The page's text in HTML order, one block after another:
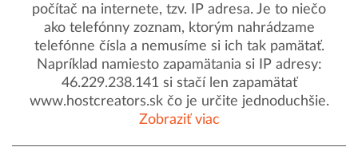
počítač na internete, tzv. IP adresa. Je to niečo
ako telefónny zoznam, ktorým nahrádzame
telefónne čísla a nemusíme si ich tak pamätať.
Napríklad namiesto zapamätania si IP adresy:
46.229.238.141 si stačí len zapamätať
www.hostcreators.sk čo je určite jednoduchšie.
Zobraziť viac